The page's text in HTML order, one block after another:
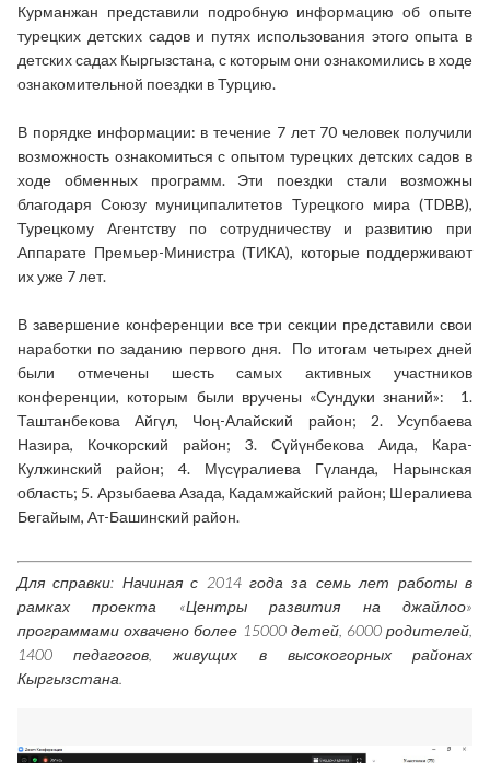
Курманжан представили подробную информацию об опыте
турецких детских садов и путях использования этого опыта в
детских садах Кыргызстана, с которым они ознакомились в ходе
ознакомительной поездки в Турцию.
В порядке информации: в течение 7 лет 70 человек получили
возможность ознакомиться с опытом турецких детских садов в
ходе обменных программ. Эти поездки стали возможны
благодаря Союзу муниципалитетов Турецкого мира (TDBB),
Турецкому Агентству по сотрудничеству и развитию при
Аппарате Премьер-Министра (ТИКА), которые поддерживают
их уже 7 лет.
В завершение конференции все три секции представили свои
наработки по заданию первого дня. По итогам четырех дней
были отмечены шесть самых активных участников
конференции, которым были вручены «Сундуки знаний»: 1.
Таштанбекова Айгүл, Чоң-Алайский район; 2. Усупбаева
Назира, Кочкорский район; 3. Сүйүнбекова Аида, Кара-
Кулжинский район; 4. Мүсүралиева Гүланда, Нарынская
область; 5. Арзыбаева Азада, Кадамжайский район; Шералиева
Бегайым, Ат-Башинский район.
Для справки: Начиная с 2014 года за семь лет работы в
рамках проекта «Центры развития на джайлоо»
программами охвачено более 15000 детей, 6000 родителей,
1400 педагогов, живущих в высокогорных районах
Кыргызстана.